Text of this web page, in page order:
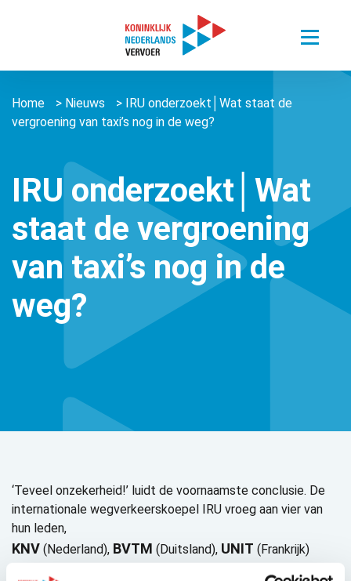
Toggle
van mobiliteit
belang van personenvervoer
Sectoren
en Taxi
Vervoer
Mobility
stichtingen en verenigingen
Over ons
ons
us ǀ English
worden
Agenda
Kennisportaal
Vervoer
Contact
Home > Nieuws > IRU onderzoekt│Wat staat de
vergroening van taxi’s nog in de weg?
IRU onderzoekt│Wat
staat de vergroening
van taxi’s nog in de
weg?
‘Teveel onzekerheid!’ luidt de voornaamste conclusie. De
internationale wegverkeerskoepel IRU vroeg aan vier van
hun leden,
KNV (Nederland), BVTM (Duitsland), UNIT (Frankrijk)
wat voor hen de grootste